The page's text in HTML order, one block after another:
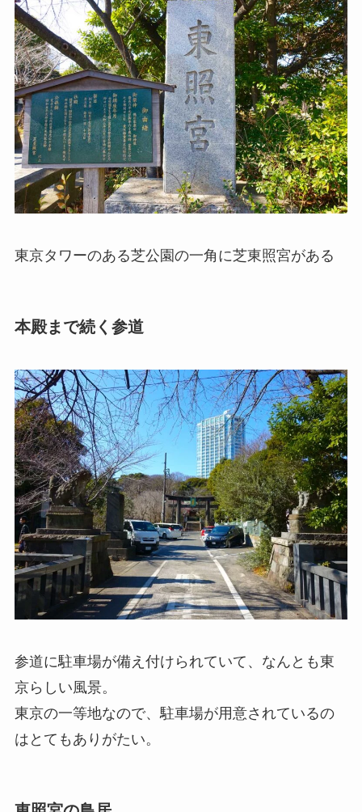
東京タワーのある芝公園の一角に芝東照宮がある
本殿まで続く参道
参道に駐車場が備え付けられていて、なんとも東
京らしい風景。
東京の一等地なので、駐車場が用意されているの
はとてもありがたい。